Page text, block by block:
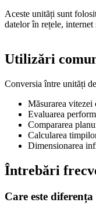
Aceste unități sunt
datelor în rețele,
Utilizări
Conversia între unități
Măsurarea
Evaluarea
Compararea
Calcularea
Dimensionarea
Întrebări
Care este